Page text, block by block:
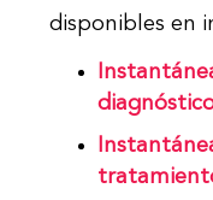
disponibles en